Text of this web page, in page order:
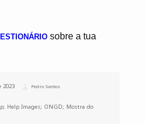
sobre a tua
2023 Autor
Pedro Santos
Help Images; ONGD; Mostra do